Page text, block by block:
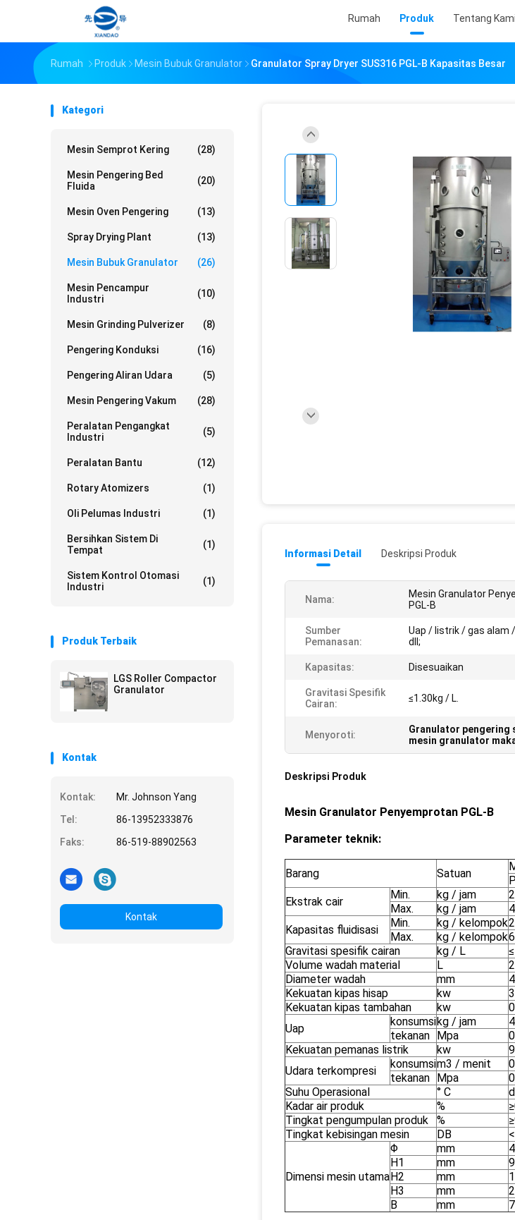
Rumah Produk Tentang Kami
Rumah Produk Mesin Bubuk Granulator Granulator Spray Dryer SUS316 PGL-B Kapasitas Besar
Kategori
Mesin Semprot Kering (28)
Mesin Pengering Bed
Fluida
(20)
Mesin Oven Pengering (13)
Spray Drying Plant (13)
Mesin Bubuk Granulator (26)
Mesin Pencampur
Industri
(10)
Mesin Grinding Pulverizer (8)
Pengering Konduksi (16)
Pengering Aliran Udara (5)
Mesin Pengering Vakum (28)
Peralatan Pengangkat
Industri
(5)
Peralatan Bantu (12)
Rotary Atomizers (1)
Oli Pelumas Industri (1)
Bersihkan Sistem Di
Tempat
(1)
Sistem Kontrol Otomasi
Industri
(1)
Produk Terbaik
LGS Roller Compactor
Granulator
Kontak
Kontak:
Mr. Johnson Yang
Tel:
86-13952333876
Faks:
86-519-88902563
Kontak
Informasi Detail Deskripsi Produk
Nama:
Mesin Granulator
PGL-B
Sumber
Pemanasan:
Uap / listrik / gas alam
dll;
Kapasitas: Disesuaikan
Gravitasi Spesifik
Cairan:
≤1.30kg / L.
Menyoroti: Granulator pengering
mesin granulator
Deskripsi Produk
Mesin Granulator Penyemprotan PGL-B
Parameter teknik:
Barang Satuan
Ekstrak cair
Min. kg / jam 2
Max.
kg / jam 4
Kapasitas fluidisasi
Min. kg / kelompok2
Max.
kg / kelompok6
Gravitasi spesifik cairan
kg / L
Volume wadah material
L
Diameter wadah
mm
Kekuatan kipas hisap
kw 3
Kekuatan kipas tambahan
kw
Uap
konsumsikg / jam
tekanan Mpa
Kekuatan pemanas listrik
kw 9
Udara terkompresi
konsumsim3 / menit
tekanan Mpa
Suhu Operasional
° C
Kadar air produk
%
Tingkat pengumpulan produk
%
Tingkat kebisingan mesin
DB
Dimensi mesin utama
Φ mm
H1
mm
H2
mm
H3
mm
B
mm